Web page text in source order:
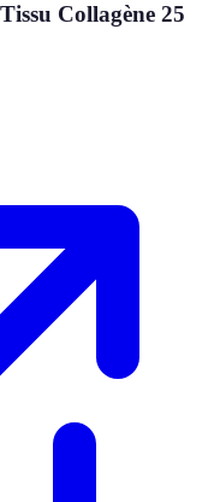
Collagène 25